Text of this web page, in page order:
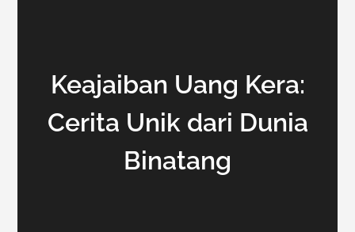
Keajaiban Uang Kera:
Cerita Unik dari Dunia
Binatang